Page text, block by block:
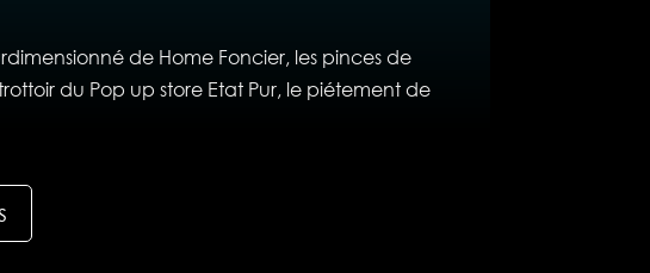
de Home Foncier, les pinces de
du Pop up store Etat Pur, le piétement de